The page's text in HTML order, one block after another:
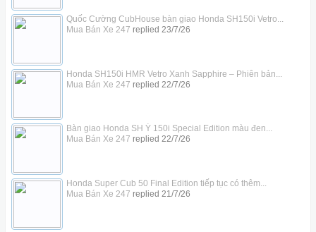
Quốc Cường CubHouse bàn giao Honda SH150i Vetro...
Mua Bán Xe 247 replied 23/7/26
Honda SH150i HMR Vetro Xanh Sapphire – Phiên bản...
Mua Bán Xe 247 replied 22/7/26
Bàn giao Honda SH Ý 150i Special Edition màu đen...
Mua Bán Xe 247 replied 22/7/26
Honda Super Cub 50 Final Edition tiếp tục có thêm...
Mua Bán Xe 247 replied 21/7/26